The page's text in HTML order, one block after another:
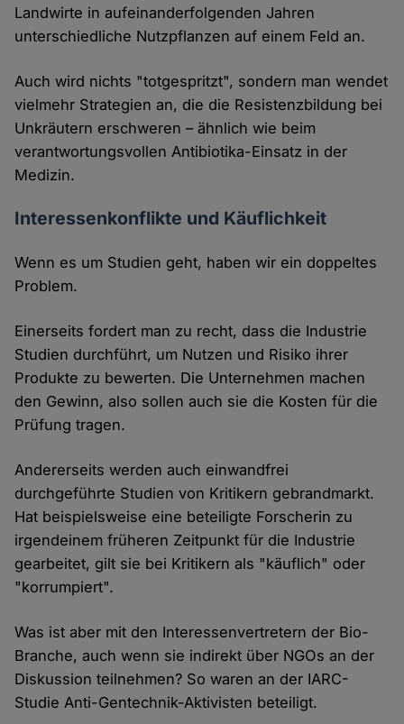
Landwirte in aufeinanderfolgenden Jahren
unterschiedliche Nutzpflanzen auf einem Feld an.
Auch wird nichts "totgespritzt", sondern man wendet
vielmehr Strategien an, die die Resistenzbildung bei
Unkräutern erschweren – ähnlich wie beim
verantwortungsvollen Antibiotika-Einsatz in der
Medizin.
Interessenkonflikte und Käuflichkeit
Wenn es um Studien geht, haben wir ein doppeltes
Problem.
Einerseits fordert man zu recht, dass die Industrie
Studien durchführt, um Nutzen und Risiko ihrer
Produkte zu bewerten. Die Unternehmen machen
den Gewinn, also sollen auch sie die Kosten für die
Prüfung tragen.
Andererseits werden auch einwandfrei
durchgeführte Studien von Kritikern gebrandmarkt.
Hat beispielsweise eine beteiligte Forscherin zu
irgendeinem früheren Zeitpunkt für die Industrie
gearbeitet, gilt sie bei Kritikern als "käuflich" oder
"korrumpiert".
Was ist aber mit den Interessenvertretern der Bio-
Branche, auch wenn sie indirekt über NGOs an der
Diskussion teilnehmen? So waren an der IARC-
Studie Anti-Gentechnik-Aktivisten beteiligt.